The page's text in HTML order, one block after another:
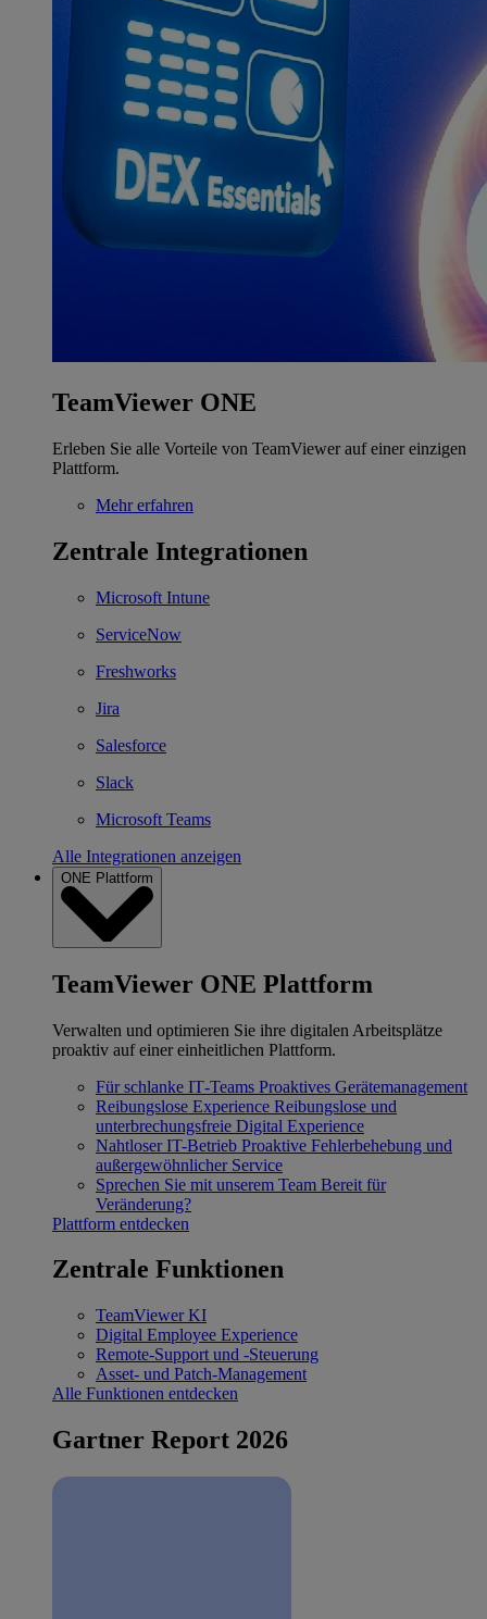
TeamViewer ONE
Erleben Sie alle Vorteile von TeamViewer auf einer einzigen
Plattform.
Mehr erfahren
Zentrale Integrationen
Microsoft Intune
ServiceNow
Freshworks
Jira
Salesforce
Slack
Microsoft Teams
Alle Integrationen anzeigen
ONE Plattform
TeamViewer ONE Plattform
Verwalten und optimieren Sie ihre digitalen Arbeitsplätze
proaktiv auf einer einheitlichen Plattform.
Für schlanke IT‐Teams Proaktives Gerätemanagement
Reibungslose Experience Reibungslose und
unterbrechungsfreie Digital Experience
Nahtloser IT-Betrieb Proaktive Fehlerbehebung und
außergewöhnlicher Service
Sprechen Sie mit unserem Team Bereit für
Veränderung?
Plattform entdecken
Zentrale Funktionen
TeamViewer KI
Digital Employee Experience
Remote-Support und -Steuerung
Asset- und Patch-Management
Alle Funktionen entdecken
Gartner Report 2026